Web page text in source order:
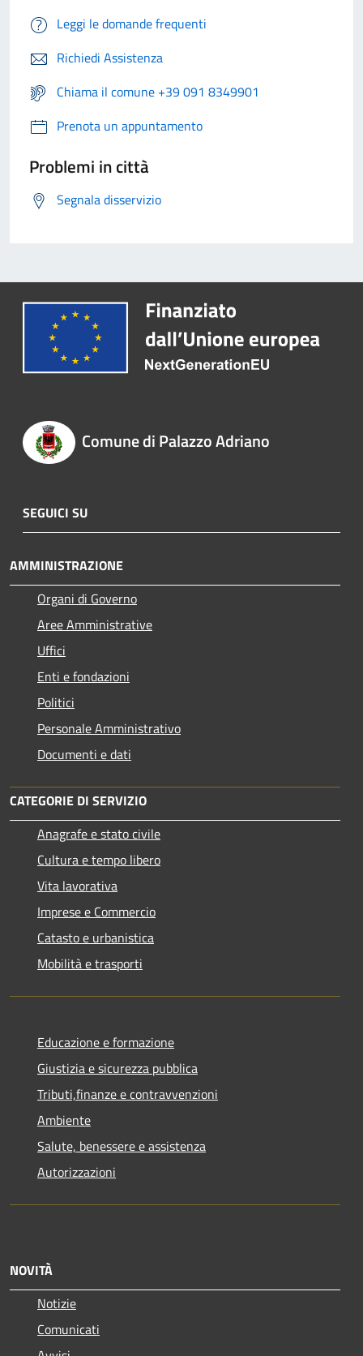
Leggi le domande frequenti
Richiedi Assistenza
Chiama il comune +39 091 8349901
Prenota un appuntamento
Problemi in città
Segnala disservizio
Comune di Palazzo Adriano
SEGUICI SU
AMMINISTRAZIONE
Organi di Governo
Aree Amministrative
Uffici
Enti e fondazioni
Politici
Personale Amministrativo
Documenti e dati
CATEGORIE DI SERVIZIO
Anagrafe e stato civile
Cultura e tempo libero
Vita lavorativa
Imprese e Commercio
Catasto e urbanistica
Mobilità e trasporti
Educazione e formazione
Giustizia e sicurezza pubblica
Tributi,finanze e contravvenzioni
Ambiente
Salute, benessere e assistenza
Autorizzazioni
NOVITÀ
Notizie
Comunicati